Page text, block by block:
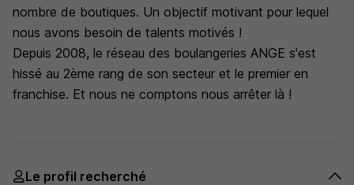
nombre de boutiques. Un objectif motivant pour lequel
nous avons besoin de talents motivés !
Depuis 2008, le réseau des boulangeries ANGE s'est
hissé au 2ème rang de son secteur et le premier en
franchise. Et nous ne comptons nous arrêter là !
Le profil recherché